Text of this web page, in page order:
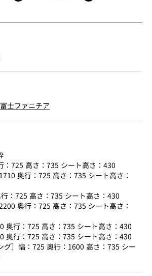
冨士ファニチア
：725 高さ：735 シート高さ：430
奥行：725 高さ：735 シート高さ：
行：725 高さ：735 シート高さ：430
奥行：725 高さ：735 シート高さ：
奥行：725 高さ：735 シート高さ：430
奥行：725 高さ：735 シート高さ：430
グ］幅：725 奥行：1600 高さ：735 シー